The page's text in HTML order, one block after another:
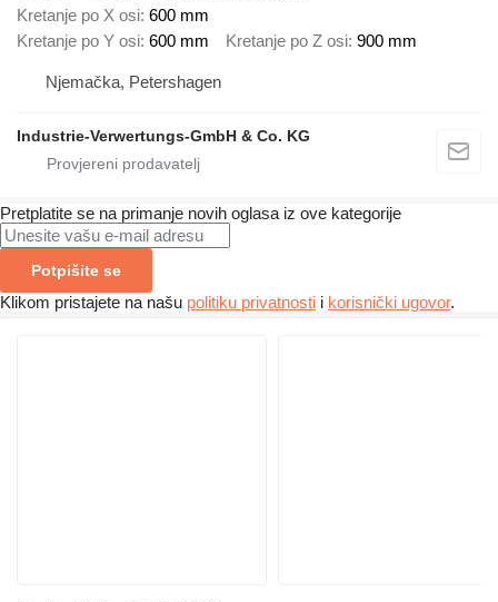
Kretanje po X osi 600 mm
Kretanje po Y osi 600 mm Kretanje po Z osi 900 mm
Njemačka, Petershagen
Industrie-Verwertungs-GmbH & Co. KG
Pretplatite se na primanje novih oglasa iz ove kategorije
Potpišite se
Klikom pristajete na našu politiku privatnosti i korisnički ugovor.